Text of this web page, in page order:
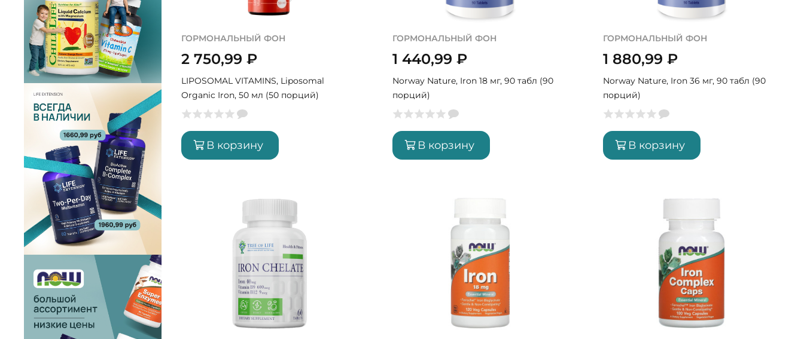
ГОРМОНАЛЬНЫЙ ФОН
2 750,99 ₽
LIPOSOMAL VITAMINS, Liposomal
Organic Iron, 50 мл (50 порций)
В корзину
ГОРМОНАЛЬНЫЙ ФОН
1 440,99 ₽
Norway Nature, Iron 18 мг, 90 табл (90
порций)
В корзину
ГОРМОНАЛЬНЫЙ ФОН
1 880,99₽
Norway Nature, Iron 36 мг, 90 табл (90
порций)
В корзину